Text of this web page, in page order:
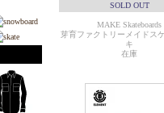
SOLD OUT
MAKE Skateboards
芽育ファクトリーメイドス
キ
在庫